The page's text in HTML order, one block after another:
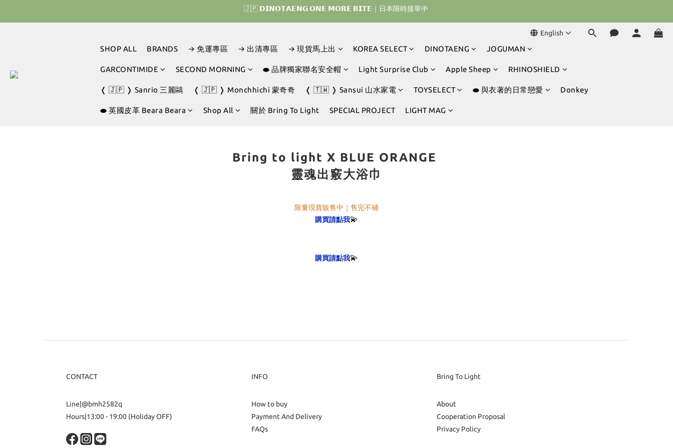
🇰🇷 𝗗𝗜𝗡𝗢𝗧𝗔𝗘𝗡𝗚 𝗛𝗢𝗠𝗘 𝗥𝗨𝗡 ｜韓國首波開賣囉 ▶ 一起參加我們的熱血棒球冒險吧 ⚾️
🇯🇵 𝗗𝗜𝗡𝗢𝗧𝗔𝗘𝗡𝗚 𝗢𝗡𝗘 𝗠𝗢𝗥𝗘 𝗕𝗜𝗧𝗘｜日本限時接單中
English
SHOP ALL BRANDS → 免運專區 → 出清專區 → 現貨馬上出 KOREA SELECT DINOTAENG JOGUMAN
GARCONTIMIDE SECOND MORNING ⬬ 品牌獨家聯名安全帽 Light Surprise Club Apple Sheep RHINOSHIELD
❬ 🇯🇵 ❭ Sanrio 三麗鷗 ❬ 🇯🇵 ❭ Monchhichi 蒙奇奇 ❬ 🇹🇼 ❭ Sansui 山水家電 TOYSELECT ⬬ 與衣著的日常戀愛 Donkey
⬬ 英國皮革 Beara Beara Shop All 關於 Bring To Light SPECIAL PROJECT LIGHT MAG
Bring to light X BLUE ORANGE
靈魂出竅大浴巾
限量現貨販售中｜售完不補
購買請點我💫
購買請點我💫
CONTACT
Line|@bmh2582q
Hours|13:00 - 19:00 (Holiday OFF)
INFO
How to buy
Payment And Delivery
FAQs
Bring To Light
About
Cooperation Proposal
Privacy Policy